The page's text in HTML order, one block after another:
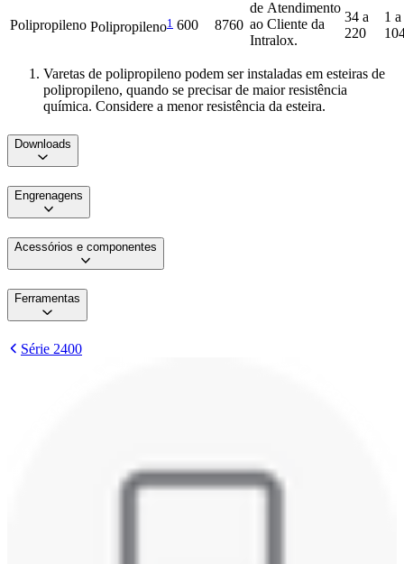
de Atendimento
ao Cliente da
Intralox.
Polipropileno Polipropileno1 600 8760
34 a
220
1 a
Varetas de polipropileno podem ser instaladas em esteiras de
polipropileno, quando se precisar de maior resistência
química. Considere a menor resistência da esteira.
Downloads
Engrenagens
Acessórios e componentes
Ferramentas
Série 2400